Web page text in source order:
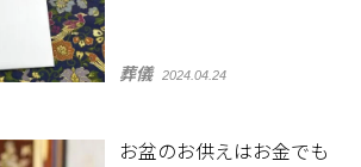
葬儀 2024.04.24
お盆のお供えはお金でも